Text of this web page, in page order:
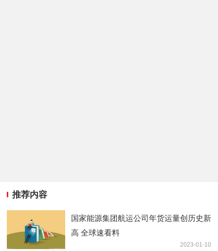
推荐内容
国家能源集团航运公司年货运量创历史新
高 全球速看料
2023-01-10